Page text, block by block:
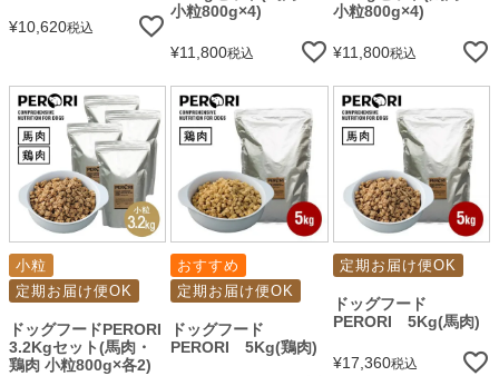
¥10,620税込
小粒800g×4)
¥11,800税込
小粒800g×4)
¥11,800税込
小粒
定期お届け便OK
ドッグフードPERORI
3.2Kgセット(馬肉・
鶏肉 小粒800g×各2)
おすすめ
定期お届け便OK
ドッグフード
PERORI 5Kg(鶏肉)
定期お届け便OK
ドッグフード
PERORI 5Kg(馬肉)
¥17,360税込